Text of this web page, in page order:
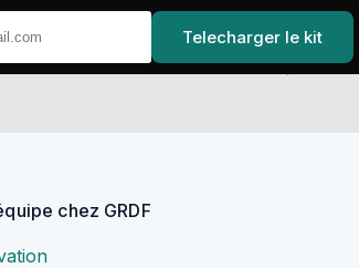
chez GRDF
Telecharger le kit